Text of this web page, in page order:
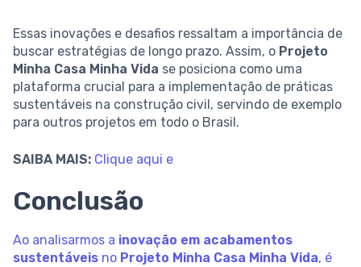
Essas inovações e desafios ressaltam a importância de
buscar estratégias de longo prazo. Assim, o Projeto
Minha Casa Minha Vida se posiciona como uma
plataforma crucial para a implementação de práticas
sustentáveis na construção civil, servindo de exemplo
para outros projetos em todo o Brasil.
SAIBA MAIS: Clique aqui e
Conclusão
Ao analisarmos a inovação em acabamentos
sustentáveis no Projeto Minha Casa Minha Vida, é